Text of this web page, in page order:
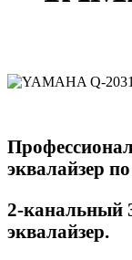
эквалайзер
2-канальный
эквалайзер.